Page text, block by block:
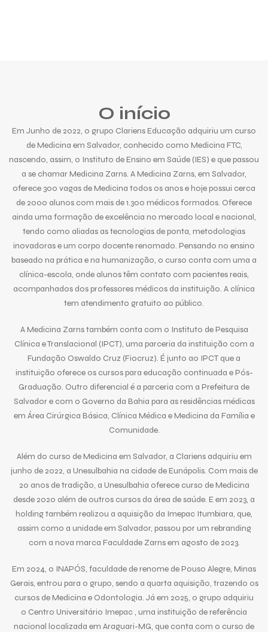
O início
Em Junho de 2022, o grupo Clariens Educação adquiriu um curso
de Medicina em Salvador, conhecido como Medicina FTC,
nascendo, assim, o Instituto de Ensino em Saúde (IES) e que passou
a se chamar Medicina Zarns. A Medicina Zarns, em Salvador,
oferece 300 vagas de Medicina todos os anos e hoje possui cerca
de 2000 alunos com mais de 1.300 médicos formados. Oferece
ainda uma formação de excelência no mercado local e nacional,
tendo como aliadas as tecnologias de ponta, metodologias
inovadoras e um corpo docente renomado. Pensando no ensino
baseado na prática e na humanização, o curso conta com uma a
clínica-escola, onde alunos têm contato com pacientes reais,
acompanhados dos professores médicos da instituição. A clínica
tem atendimento gratuito ao público.
A Medicina Zarns também conta com o Instituto de Pesquisa
Clínica e Translacional (IPCT), uma parceria da instituição com a
Fundação Oswaldo Cruz (Fiocruz). É junto ao IPCT que a
instituição oferece os cursos para educação continuada e Pós-
Graduação. Outro diferencial é a parceria com a Prefeitura de
Salvador e com o Governo da Bahia para as residências médicas
em Área Cirúrgica Básica, Clínica Médica e Medicina da Família e
Comunidade.
Além do curso de Medicina em Salvador, a Clariens adquiriu em
junho de 2022, a Unesulbahia na cidade de Eunápolis. Com mais de
20 anos de tradição, a Unesulbahia oferece curso de Medicina
desde 2020 além de outros cursos da área de saúde. E em 2023, a
holding também realizou a aquisição da Imepac Itumbiara, que,
assim como a unidade em Salvador, passou por um rebranding
com a nova marca Faculdade Zarns em agosto de 2023.
Em 2024, o INAPÓS, faculdade de renome de Pouso Alegre, Minas
Gerais, entrou para o grupo, sendo a quarta aquisição, trazendo os
cursos de Medicina e Odontologia. Já em 2025, o grupo adquiriu
o Centro Universitário Imepac , uma instituição de referência
nacional localizada em Araguari-MG, que conta com o curso de